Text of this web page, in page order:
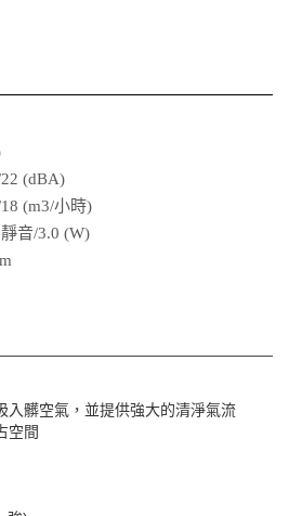
(dBA)
(m3/小時)
音/3.0 (W)
入髒空氣，並提供強大的清淨氣流
空間